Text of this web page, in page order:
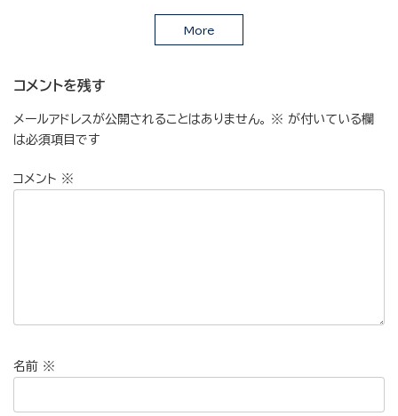
More
コメントを残す
メールアドレスが公開されることはありません。 ※ が付いている欄
は必須項目です
コメント ※
名前 ※